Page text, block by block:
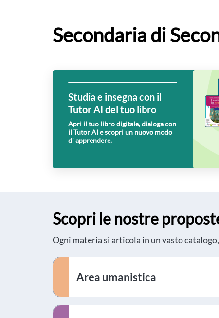
Secondaria di
Studia e insegna con il
Tutor AI del tuo libro
Apri il tuo libro digitale, dialoga con
il Tutor AI e scopri un nuovo modo
di apprendere.
Scopri le nostre
Ogni materia si articola in un vasto
Area umanistica